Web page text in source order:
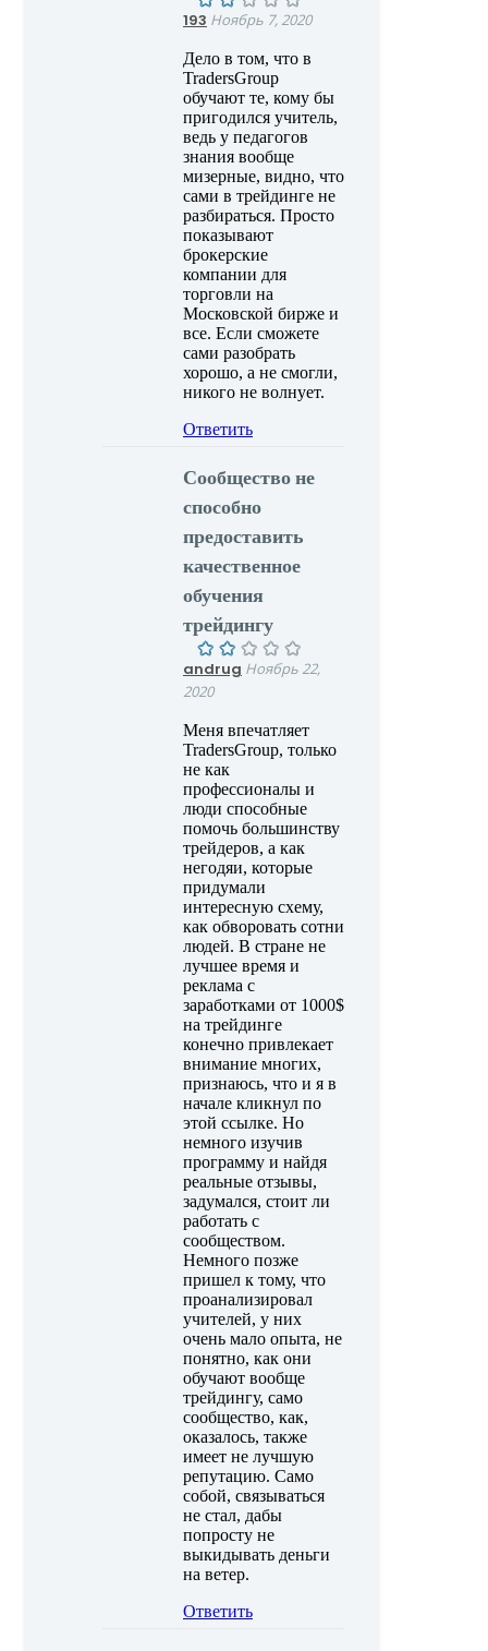
193 Ноябрь 7, 2020
Дело в том, что в
TradersGroup
обучают те, кому бы
пригодился учитель,
ведь у педагогов
знания вообще
мизерные, видно, что
сами в трейдинге не
разбираться. Просто
показывают
брокерские
компании для
торговли на
Московской бирже и
все. Если сможете
сами разобрать
хорошо, а не смогли,
никого не волнует.
Ответить
Сообщество не
способно
предоставить
качественное
обучения
трейдингу
andrug Ноябрь 22,
2020
Меня впечатляет
TradersGroup, только
не как
профессионалы и
люди способные
помочь большинству
трейдеров, а как
негодяи, которые
придумали
интересную схему,
как обворовать сотни
людей. В стране не
лучшее время и
реклама с
заработками от 1000$
на трейдинге
конечно привлекает
внимание многих,
признаюсь, что и я в
начале кликнул по
этой ссылке. Но
немного изучив
программу и найдя
реальные отзывы,
задумался, стоит ли
работать с
сообществом.
Немного позже
пришел к тому, что
проанализировал
учителей, у них
очень мало опыта, не
понятно, как они
обучают вообще
трейдингу, само
сообщество, как,
оказалось, также
имеет не лучшую
репутацию. Само
собой, связываться
не стал, дабы
попросту не
выкидывать деньги
на ветер.
Ответить